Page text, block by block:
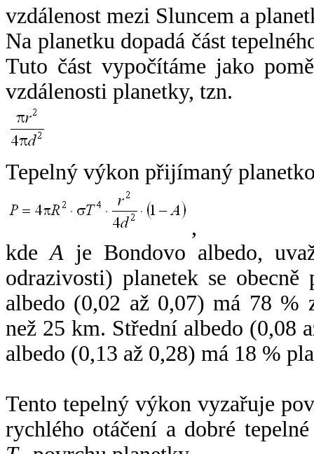
vzdálenost mezi Sluncem a
Na planetku dopadá část
Tuto část vypočítáme jako
vzdálenosti planetky, tzn.
Tepelný výkon přijímaný
,
kdeA je Bondovo albedo,
odrazivosti) planetek se
albedo (0,02 až 0,07) má 78 %
než 25 km. Střední albedo (0,08
albedo (0,13 až 0,28) má 18 %
Tento tepelný výkon vyzařuje
rychlého otáčení a dobré